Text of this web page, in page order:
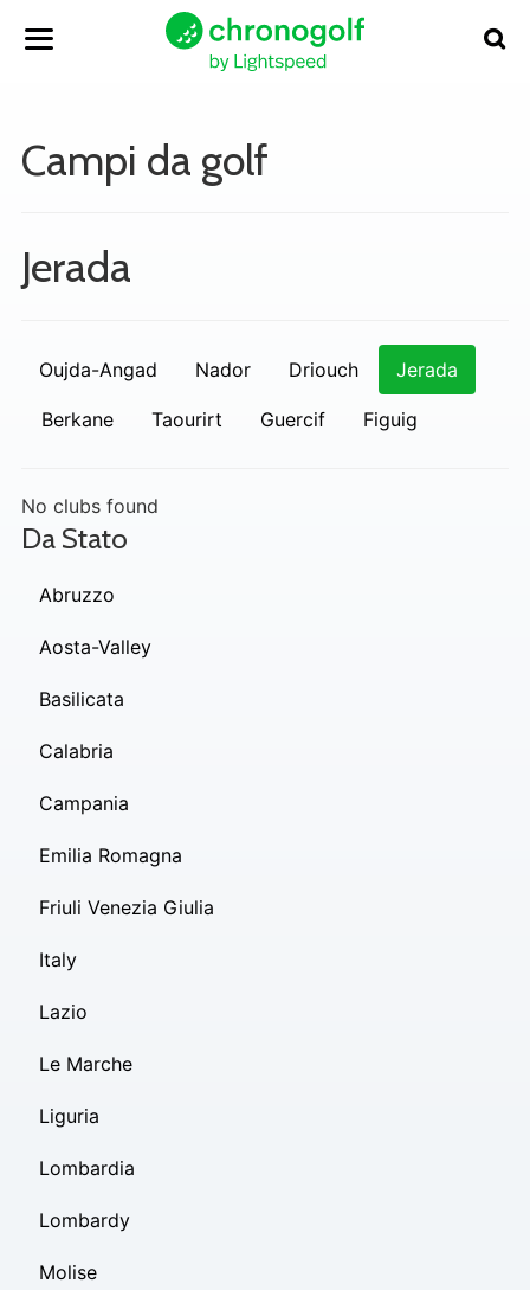
Campi da golf
Jerada
Oujda-Angad Nador Driouch Jerada
Berkane Taourirt Guercif Figuig
No clubs found
Da Stato
Abruzzo
Aosta-Valley
Basilicata
Calabria
Campania
Emilia Romagna
Friuli Venezia Giulia
Italy
Lazio
Le Marche
Liguria
Lombardia
Lombardy
Molise